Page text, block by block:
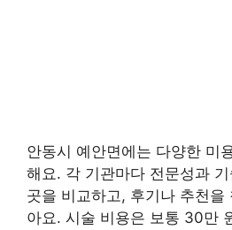
안동시 예안면에는 다양한 미
해요. 각 기관마다 전문성과
곳을 비교하고, 후기나 추천을
아요. 시술 비용은 보통 30만